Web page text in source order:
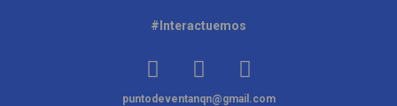
#Interactuemos
puntodeventanqn@gmail.com